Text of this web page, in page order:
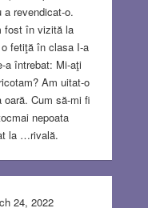
a revendicat-o.
fost în vizită la
fetiţă în clasa I-a
a întrebat: Mi-aţi
Am uitat-o
Cum să-mi fi
nepoata
la …rivală.
24, 2022